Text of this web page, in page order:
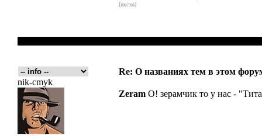
[икс́эм]
Re: О названиях тем в этом
nik-cmyk
Zeram О! зерамчик то у нас -